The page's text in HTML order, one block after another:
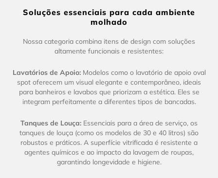
Soluções essenciais para cada ambiente
molhado
Nossa categoria combina itens de design com soluções
altamente funcionais e resistentes:
Lavatórios de Apoio:Modelos como o lavatório de apoio oval
spot oferecem um visual elegante e contemporâneo, ideais
para banheiros e lavabos que priorizam a estética. Eles se
integram perfeitamente a diferentes tipos de bancadas.
Tanques de Louça: Essenciais para a área de serviço, os
tanques de louça (como os modelos de 30 e 40 litros) são
robustos e práticos. A superfície vitrificada é resistente a
agentes químicos e ao impacto da lavagem de roupas,
garantindo longevidade e higiene.